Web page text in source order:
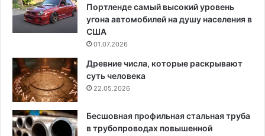
Портленде самый высокий уровень
угона автомобилей на душу населения в
США
01.07.2026
Древние числа, которые раскрывают
суть человека
22.05.2026
Бесшовная профильная стальная труба
в трубопроводах повышенной